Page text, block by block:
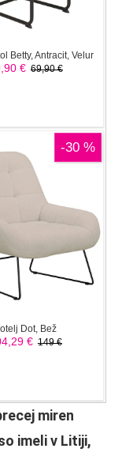
miren
imeli v Litiji,